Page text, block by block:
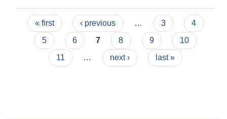
Pages
« first ‹ previous … 3
4
5
6 7 8 9
10
11
… next › last »